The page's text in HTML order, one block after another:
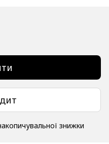
знижки